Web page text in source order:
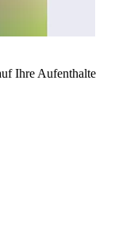
Ihre Aufenthalte